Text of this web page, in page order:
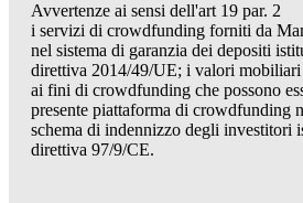
Avvertenze ai sensi dell'art 19 par. 2
i servizi di crowdfunding forniti da
nel sistema di garanzia dei depositi
direttiva 2014/49/UE; i valori mobiliari
ai fini di crowdfunding che possono
presente piattaforma di crowdfunding
schema di indennizzo degli investitori
direttiva 97/9/CE.